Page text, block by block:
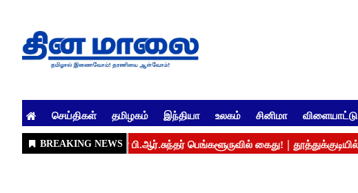
செய்திகள் தமிழகம் இந்தியா உலகம் சினிமா விளையாட்டு